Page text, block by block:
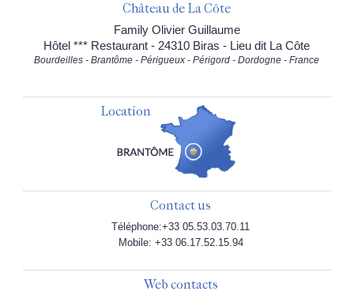
Château de La Côte
Family Olivier Guillaume
Hôtel *** Restaurant - 24310 Biras - Lieu dit La Côte
Bourdeilles - Brantôme - Périgueux - Périgord - Dordogne - France
Location
Contact us
Téléphone:+33 05.53.03.70.11
Mobile: +33 06.17.52.15.94
Web contacts